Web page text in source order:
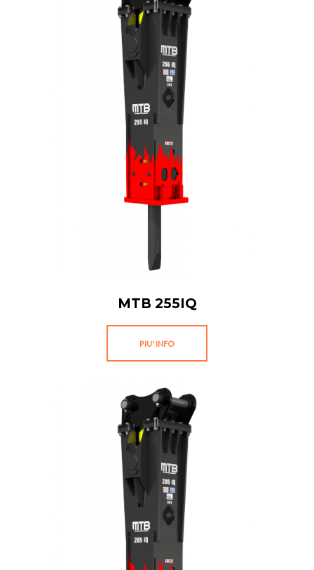
MTB 255IQ
PIU' INFO